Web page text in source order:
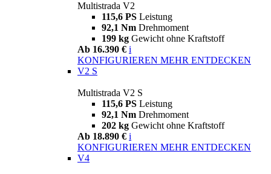
Multistrada V2
115,6 PS Leistung
92,1 Nm Drehmoment
199 kg Gewicht ohne Kraftstoff
Ab 16.390 € i
KONFIGURIEREN MEHR ENTDECKEN
V2 S
Multistrada V2 S
115,6 PS Leistung
92,1 Nm Drehmoment
202 kg Gewicht ohne Kraftstoff
Ab 18.890 € i
KONFIGURIEREN MEHR ENTDECKEN
V4